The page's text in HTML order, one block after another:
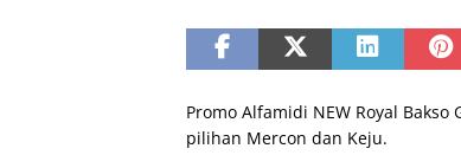
Promo Alfamidi NEW Royal
pilihan Mercon dan Keju.